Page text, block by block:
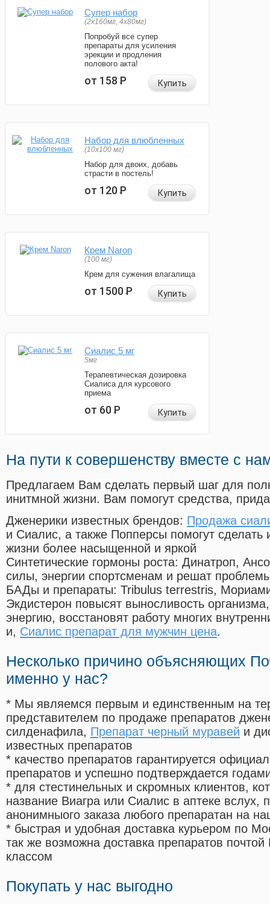
Супер набор
(2х160мг, 4х80мг)
Попробуй все супер
препараты для усиления
эрекции и продления
полового акта!
от 158Р Купить
Набор для влюбленных
(10х100 мг)
Набор для двоих, добавь
страсти в постель!
от 120Р Купить
Крем Naron
(100 мг)
Крем для сужения влагалища
от 1500Р Купить
Сиалис 5 мг
5мг
Терапевтическая дозировка
Сиалиса для курсового
приема
от 60Р Купить
На пути к совершенству вместе с
Предлагаем Вам сделать первый шаг для
инитмной жизни. Вам помогут средства,
Дженерики известных брендов: Продажа
и Сиалис, а также Попперсы помогут
жизни более насыщенной и яркой
Синтетические гормоны роста: Динатроп,
силы, энергии спортсменам и решат
БАДы и препараты: Tribulus terrestris,
Экдистерон повысят выносливость
энергию, восстановят работу многих
и, Сиалис препарат для мужчин цена.
Несколько причино объясняющих
именно у нас?
* Мы являемся первым и единственным на
представителем по продаже препаратов
силденафила, Препарат черный муравей и
известных препаратов
* качество препаратов гарантируется
препаратов и успешно подтверждается
* для стестинельных и скромных клиентов,
название Виагра или Сиалис в аптеке вслух,
анонимныого заказа любого препаратан на
* быстрая и удобная доставка курьером по
так же возможна доставка препаратов
классом
Покупать у нас выгодно